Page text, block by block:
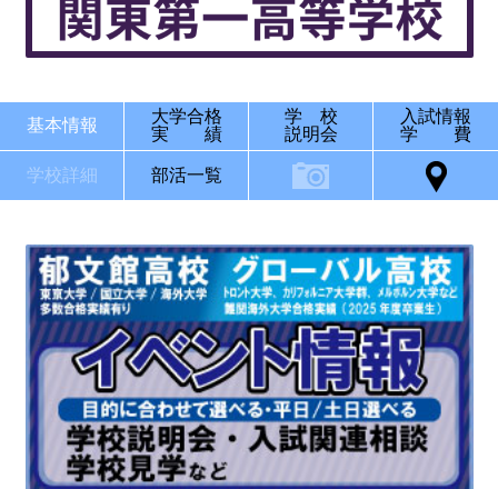
基本情報
大学合格
実 績
学 校
説明会
入試情報
学 費
学校詳細 部活一覧